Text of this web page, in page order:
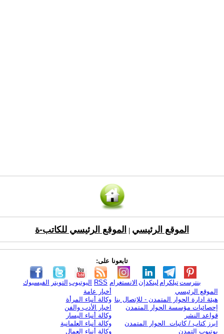
الموقع الرئيسي الموقع الرئيسي للكاتب-ة
تابعونا على:
الفيسبوك التويتر اليوتيوب RSS الانستغرام لينكدإن تيلكرامبنترست
الموقع الرئيسي
هيئة ادارة الحوار المتمدن - للإتصال بنا
إحصائيات مؤسسة الحوار المتمدن
قواعد النشر
ابرز كتاب / كاتبات الحوار المتمدن
يوتيوب التمدن
أخبار عامة
وكالة أنباء المرأة
اخبار الأدب والفن
وكالة أنباء اليسار
وكالة أنباء العلمانية
وكالة أنباء العمال